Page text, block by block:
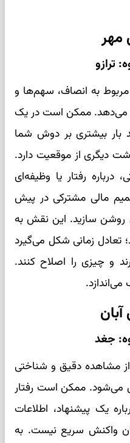
مهر
ترازو
مربوط به انصاف، سهم‌ها و
می‌دهد. ممکن است در یک
بار بیشتری بر دوش شما
دیگری از موقعیت دارد.
درباره رفتار یا وظیفه‌ای
مالی مشترکی در پیش
روشن سازید. این نقش به
تعادل زمانی شکل می‌گیرد
و چیزی را اصلاح کنند.
جغد
مشاهده دقیق و شناختی
می‌شود. ممکن است رفتار
یک پیشنهاد، اطلاعات
واکنش سریع نیست. به